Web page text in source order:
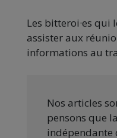
Les bitteroi·es qui
assister aux
informations au
Nos articles
pensons que
indépendante